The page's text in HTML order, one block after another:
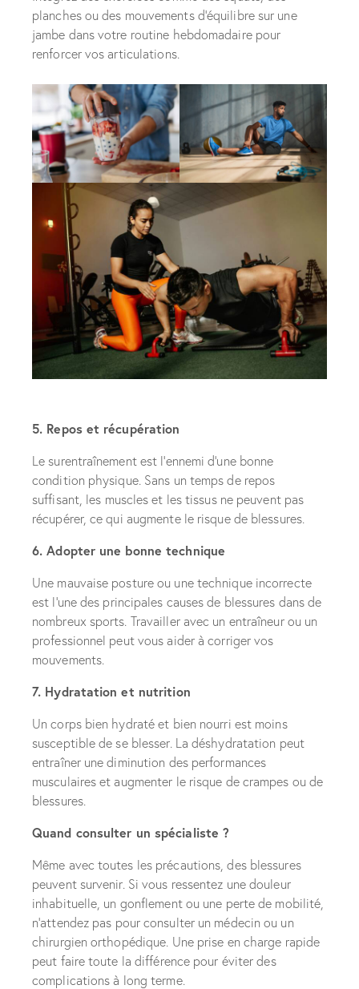
planches ou des mouvements d’équilibre sur une
jambe dans votre routine hebdomadaire pour
renforcer vos articulations.
5. Repos et récupération
Le surentraînement est l’ennemi d’une bonne
condition physique. Sans un temps de repos
suffisant, les muscles et les tissus ne peuvent pas
récupérer, ce qui augmente le risque de blessures.
6. Adopter une bonne technique
Une mauvaise posture ou une technique incorrecte
est l’une des principales causes de blessures dans de
nombreux sports. Travailler avec un entraîneur ou un
professionnel peut vous aider à corriger vos
mouvements.
7. Hydratation et nutrition
Un corps bien hydraté et bien nourri est moins
susceptible de se blesser. La déshydratation peut
entraîner une diminution des performances
musculaires et augmenter le risque de crampes ou de
blessures.
Quand consulter un spécialiste ?
Même avec toutes les précautions, des blessures
peuvent survenir. Si vous ressentez une douleur
inhabituelle, un gonflement ou une perte de mobilité,
n’attendez pas pour consulter un médecin ou un
chirurgien orthopédique. Une prise en charge rapide
peut faire toute la différence pour éviter des
complications à long terme.